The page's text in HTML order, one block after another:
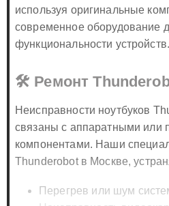
используя оригинальные
современное оборудование
функциональности устройств.
🛠️ Ремонт
Неисправности ноутбуков
связаны с аппаратными или
компонентами. Наши
Thunderobot в Москве,
Перегрев или шум